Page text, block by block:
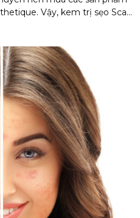
Vậy, kem trị sẹo Scar